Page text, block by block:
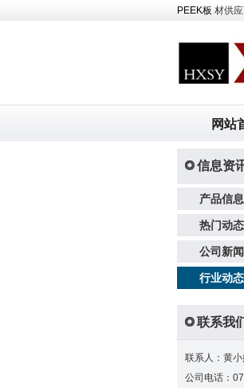
PEEK板 材供
网站
信息资
产品信息
热门动态
公司新闻
行业动态
联系我
联系人：黄
公司电话：